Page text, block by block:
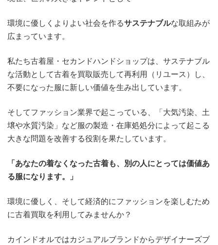
環境に優しくよりよい社会を作るサステナブルな取組みが
広まっています。
私たち古着屋・セカンドハンドショップは、サステナブル
な活動として古着を買取販売して再利用（リユース）し、
不要になった服に新しい価値を生み出しています。
そしてファッション業界で起こっている、「大気汚染、土
壌や水質汚染」など服の製造・在庫処処分によって起こる
大きな問題を改善する役割を果たしています。
「あなたの着なくなった古着も、別の人にとっては価値あ
る服になります。」
環境に優しく、そして経済的にファッションを楽しむため
に古着買取を利用してみませんか？
カインドオルではカジュアルブランドからデザイナーズブ